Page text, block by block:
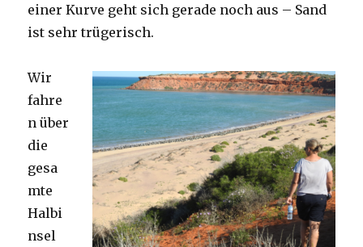
einer Kurve geht sich gerade noch aus – Sand
ist sehr trügerisch.
Wir
fahre
n über
die
gesa
mte
Halbi
nsel